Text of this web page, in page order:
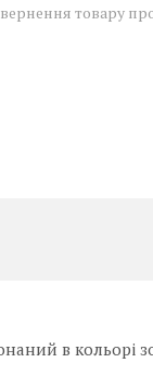
товару
в кольорі